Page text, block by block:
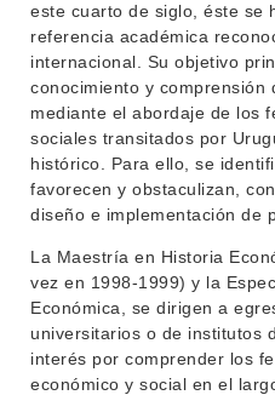
este cuarto de siglo, éste se
referencia académica
internacional. Su objetivo
conocimiento y comprensión
mediante el abordaje de los
sociales transitados por
histórico. Para ello, se
favorecen y obstaculizan,
diseño e implementación de
La Maestría en Historia
vez en 1998-1999) y la
Económica, se dirigen a
universitarios o de institutos
interés por comprender los
económico y social en el